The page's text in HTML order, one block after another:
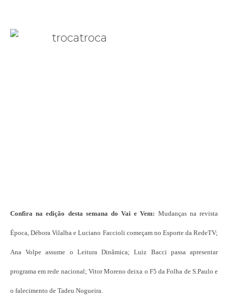
Confira na edição desta semana do Vai e Vem: Mudanças na revista
Época, Débora Vilalba e Luciano Faccioli começam no Esporte da RedeTV;
Ana Volpe assume o Leitura Dinâmica; Luiz Bacci passa apresentar
programa em rede nacional; Vitor Moreno deixa o F5 da Folha de S.Paulo e
o falecimento de Tadeu Nogueira.